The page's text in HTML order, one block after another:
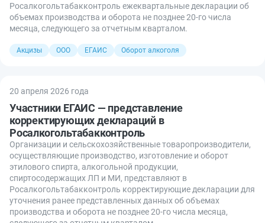
Росалкогольтабакконтроль ежеквартальные декларации об
объемах производства и оборота не позднее 20-го числа
месяца, следующего за отчетным кварталом.
Акцизы ООО ЕГАИС Оборот алкоголя
20 апреля 2026 года
Участники ЕГАИС — представление
корректирующих деклараций в
Росалкогольтабакконтроль
Организации и сельскохозяйственные товаропроизводители,
осуществляющие производство, изготовление и оборот
этилового спирта, алкогольной продукции,
спиртосодержащих ЛП и МИ, представляют в
Росалкогольтабакконтроль корректирующие декларации для
уточнения ранее представленных данных об объемах
производства и оборота не позднее 20-го числа месяца,